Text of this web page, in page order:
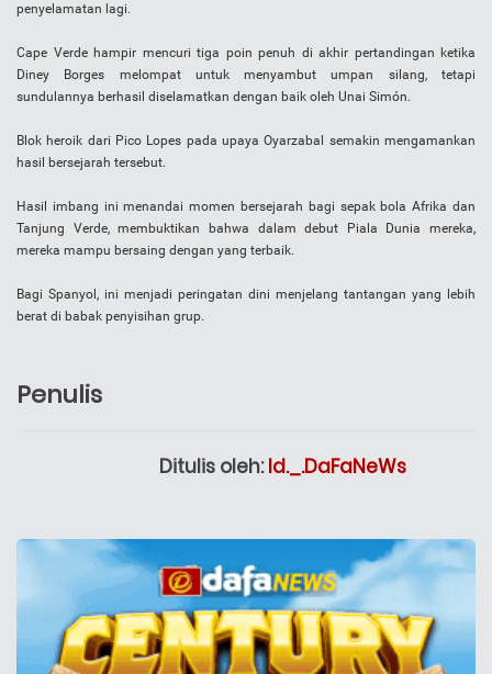
penyelamatan lagi.
Cape Verde hampir mencuri tiga poin penuh di akhir pertandingan ketika
Diney Borges melompat untuk menyambut umpan silang, tetapi
sundulannya berhasil diselamatkan dengan baik oleh Unai Simón.
Blok heroik dari Pico Lopes pada upaya Oyarzabal semakin mengamankan
hasil bersejarah tersebut.
Hasil imbang ini menandai momen bersejarah bagi sepak bola Afrika dan
Tanjung Verde, membuktikan bahwa dalam debut Piala Dunia mereka,
mereka mampu bersaing dengan yang terbaik.
Bagi Spanyol, ini menjadi peringatan dini menjelang tantangan yang lebih
berat di babak penyisihan grup.
Penulis
Ditulis oleh:Id._.DaFaNeWs